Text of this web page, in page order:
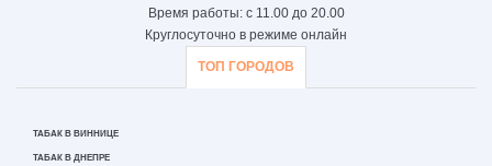
Время работы: с 11.00 до 20.00
Круглосуточно в режиме онлайн
ТОП ГОРОДОВ
ТАБАК В ВИННИЦЕ
ТАБАК В ДНЕПРЕ